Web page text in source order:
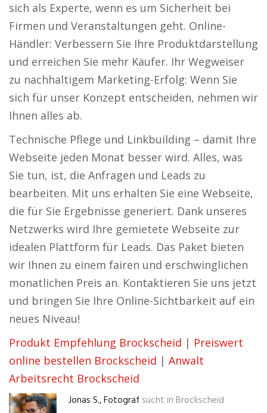
sich als Experte, wenn es um Sicherheit bei
Firmen und Veranstaltungen geht. Online-
Händler: Verbessern Sie Ihre Produktdarstellung
und erreichen Sie mehr Käufer. Ihr Wegweiser
zu nachhaltigem Marketing-Erfolg: Wenn Sie
sich für unser Konzept entscheiden, nehmen wir
Ihnen alles ab.
Technische Pflege und Linkbuilding – damit Ihre
Webseite jeden Monat besser wird. Alles, was
Sie tun, ist, die Anfragen und Leads zu
bearbeiten. Mit uns erhalten Sie eine Webseite,
die für Sie Ergebnisse generiert. Dank unseres
Netzwerks wird Ihre gemietete Webseite zur
idealen Plattform für Leads. Das Paket bieten
wir Ihnen zu einem fairen und erschwinglichen
monatlichen Preis an. Kontaktieren Sie uns jetzt
und bringen Sie Ihre Online-Sichtbarkeit auf ein
neues Niveau!
Produkt Empfehlung Brockscheid | Preiswert
online bestellen Brockscheid | Anwalt
Arbeitsrecht Brockscheid
Jonas S., Fotograf sucht in Brockscheid